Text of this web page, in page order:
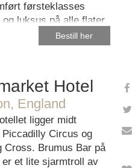
førsteklasses
luksus på alle flater.
Bestill her
Hotel
England
ligger midt
Piccadilly Circus og
Cross. Brumus Bar på
er et lite sjarmtroll av